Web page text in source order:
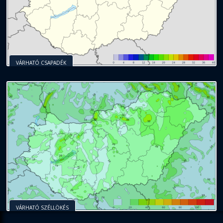
VÁRHATÓ CSAPADÉK
VÁRHATÓ SZÉLLÖKÉS